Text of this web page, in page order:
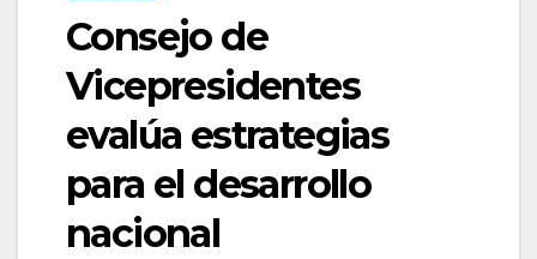
Consejo de
Vicepresidentes
evalúa estrategias
para el desarrollo
nacional